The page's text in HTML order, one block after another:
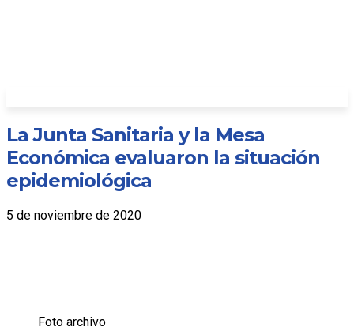
La Junta Sanitaria y la Mesa
Económica evaluaron la situación
epidemiológica
5 de noviembre de 2020
Foto archivo